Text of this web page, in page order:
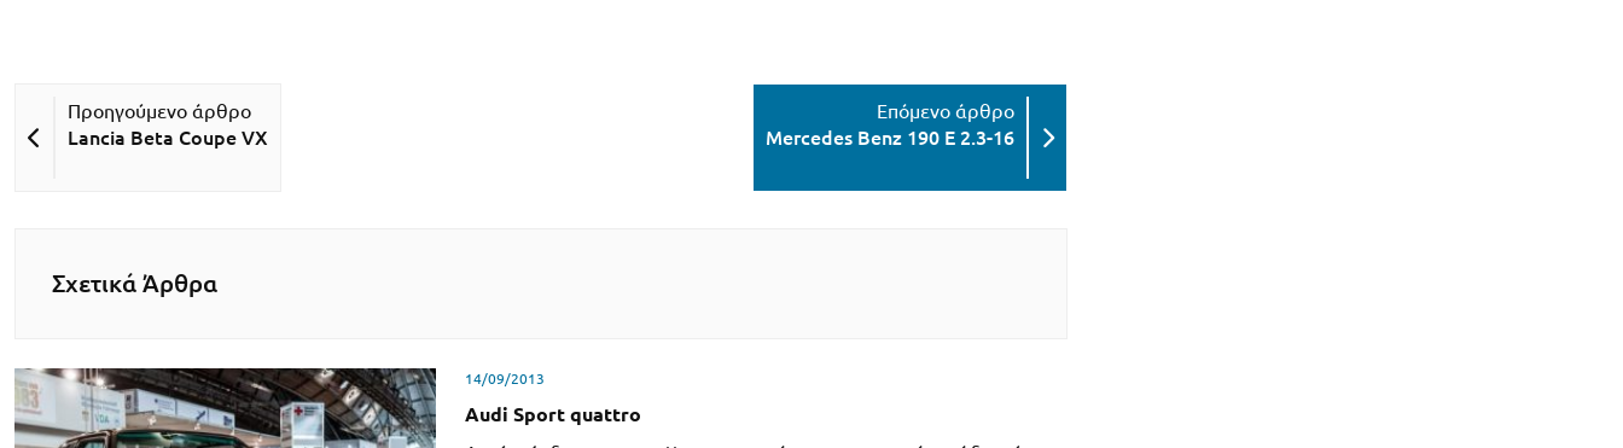
Lancia Beta Coupe VX Mercedes Benz 190 E 2.3-16
Σχετικά Άρθρα
14/09/2013
Audi Sport quattro